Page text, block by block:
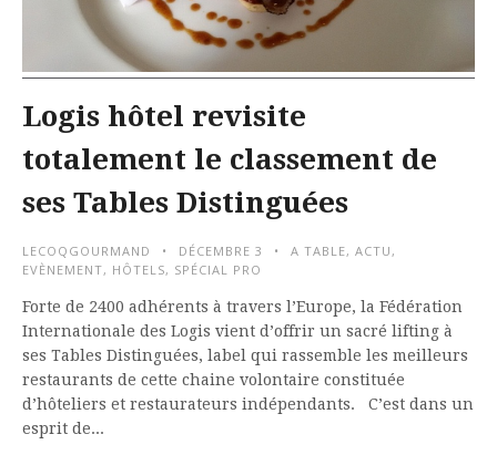
Logis hôtel revisite
totalement le classement de
ses Tables Distinguées
LECOQGOURMAND DÉCEMBRE 3 A TABLE, ACTU ,
EVÈNEMENT, HÔTELS, SPÉCIAL PRO
Forte de 2400 adhérents à travers l’Europe, la Fédération
Internationale des Logis vient d’offrir un sacré lifting à
ses Tables Distinguées, label qui rassemble les meilleurs
restaurants de cette chaine volontaire constituée
d’hôteliers et restaurateurs indépendants. C’est dans un
esprit de...